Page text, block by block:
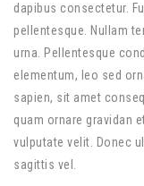
dapibus consectetur.
pellentesque. Nullam
urna. Pellentesque
elementum, leo sed
sapien, sit amet
quam ornare gravidan
vulputate velit. Donec
sagittis vel.